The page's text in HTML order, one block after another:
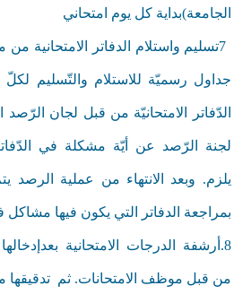
الجامعة)بداية كل يوم امتحاني
7تسليم واستلام الدفاتر
جداول رسميّة للاستلام والتّسليم لكلّ
الدّفاتر الامتحانيّة من قبل لجان
لجنة الرّصد عن أيّة مشكلة في الدّفاتر
يلزم. وبعد الانتهاء من عملية الرصد
بمراجعة الدفاتر التي يكون فيها
8
. أرشفة الدرجات الامتحانية
من قبل موظف الامتحانات. ثم